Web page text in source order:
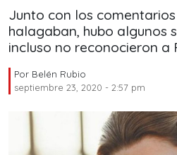
Junto con los
halagaban, hubo algunos
incluso no reconocieron a
Por Belén Rubio
septiembre 23, 2020 - 2:57 pm